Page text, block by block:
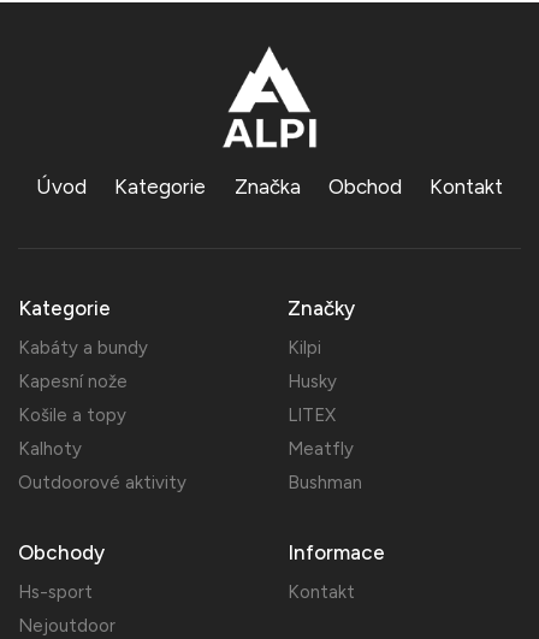
Úvod Kategorie Značka Obchod Kontakt
Kategorie
Kabáty a bundy
Kapesní nože
Košile a topy
Kalhoty
Outdoorové aktivity
Značky
Kilpi
Husky
LITEX
Meatfly
Bushman
Obchody
Hs-sport
Nejoutdoor
Informace
Kontakt